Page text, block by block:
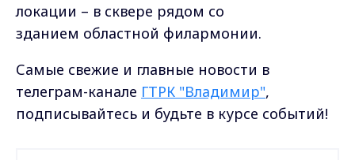
локации – в сквере рядом со
зданием областной филармонии.
Самые свежие и главные новости в
телеграм-канале ГТРК "Владимир",
подписывайтесь и будьте в курсе событий!